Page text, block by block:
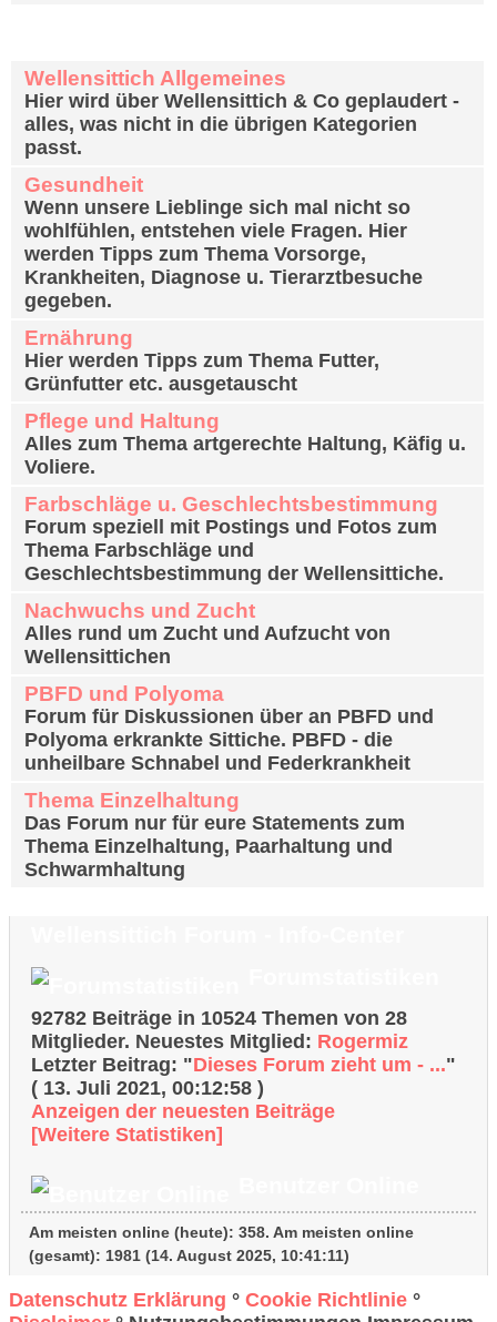
Wellensittich Allgemeines
Hier wird über Wellensittich & Co geplaudert -
alles, was nicht in die übrigen Kategorien
passt.
Gesundheit
Wenn unsere Lieblinge sich mal nicht so
wohlfühlen, entstehen viele Fragen. Hier
werden Tipps zum Thema Vorsorge,
Krankheiten, Diagnose u. Tierarztbesuche
gegeben.
Ernährung
Hier werden Tipps zum Thema Futter,
Grünfutter etc. ausgetauscht
Pflege und Haltung
Alles zum Thema artgerechte Haltung, Käfig u.
Voliere.
Farbschläge u. Geschlechtsbestimmung
Forum speziell mit Postings und Fotos zum
Thema Farbschläge und
Geschlechtsbestimmung der Wellensittiche.
Nachwuchs und Zucht
Alles rund um Zucht und Aufzucht von
Wellensittichen
PBFD und Polyoma
Forum für Diskussionen über an PBFD und
Polyoma erkrankte Sittiche. PBFD - die
unheilbare Schnabel und Federkrankheit
Thema Einzelhaltung
Das Forum nur für eure Statements zum
Thema Einzelhaltung, Paarhaltung und
Schwarmhaltung
92782 Beiträge in 10524 Themen von 28
Mitglieder. Neuestes Mitglied: Rogermiz
Letzter Beitrag: "Dieses Forum zieht um - ..."
( 13. Juli 2021, 00:12:58 )
Anzeigen der neuesten Beiträge
[Weitere Statistiken]
Am meisten online (heute): 358. Am meisten online
(gesamt): 1981 (14. August 2025, 10:41:11)
Datenschutz Erklärung ° Cookie Richtlinie °